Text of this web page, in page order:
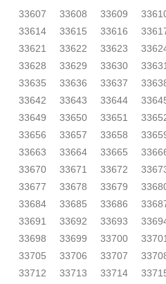
33607
33608 33609
33614
33615 33616
33621
33622 33623
33628
33629 33630 33631
33635
33636 33637
33642
33643 33644
33649
33650 33651
33656
33657 33658
33663
33664 33665
33670
33671 33672
33677
33678 33679
33684
33685 33686
33691
33692 33693
33698
33699 33700 33701
33705
33706 33707
33712
33713 33714